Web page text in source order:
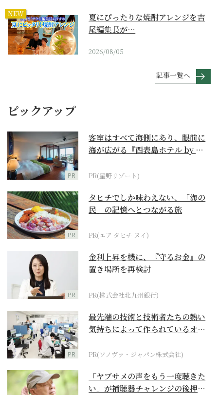
NEW
夏にぴったりな焼酎アレンジを吉
尾編集長が…
2026/08/05
記事一覧へ
ピックアップ
PR
客室はすべて海側にあり、眼前に
海が広がる『西表島ホテル by 星
PR(星野リゾート)
PR
タヒチでしか味わえない、「海の
民」の記憶へとつながる旅
PR(エア タヒチ ヌイ)
PR
金利上昇を機に、『守るお金』の
置き場所を再検討
PR(株式会社北九州銀行)
PR
最先端の技術と技術者たちの熱い
気持ちによって作られているオー
PR(ソノヴァ・ジャパン株式会社)
「ヤブサメの声をもう一度聴きた
い」が補聴器チャレンジの後押し